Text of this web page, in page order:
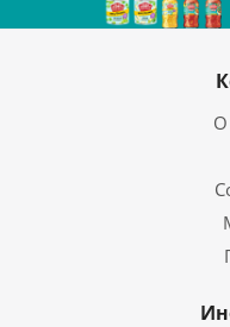
О